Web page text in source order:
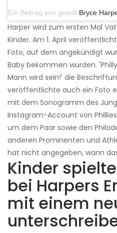
Ein Beitrag von geteilt Bryce
Harper wird zum ersten Mal
Kinder. Am 1. April
Foto, auf dem angekündigt
Baby bekommen würden.
Mann wird sein!' die
veröffentlichte auch ein Foto
mit dem Sonogramm des
Instagram-Account von
um dem Paar sowie den
anderen Prominenten und
hat nicht angegeben, wann
Kinder
bei Harpers
mit einem